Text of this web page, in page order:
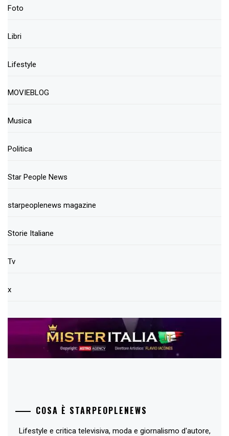
Foto
Libri
Lifestyle
MOVIEBLOG
Musica
Politica
Star People News
starpeoplenews magazine
Storie Italiane
Tv
x
COSA È STARPEOPLENEWS
Lifestyle e critica televisiva, moda e giornalismo d'autore,